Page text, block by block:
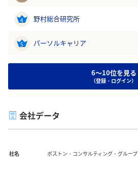
4 野村総合研究所
5 パーソルキャリア
6～10位を見る
（登録・ログイン）
会社データ
社名 ボストン・コンサルティング・グループ